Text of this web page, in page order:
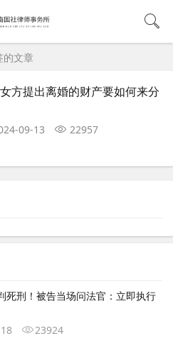
的文章
方提出离婚的财产要如何来分
09-13 22957
死刑！被告当场问法官：立即执行
23924